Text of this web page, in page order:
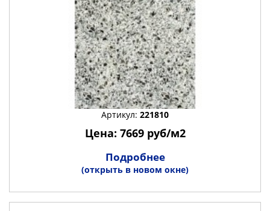
Артикул: 221810
Цена: 7669 руб/м2
Подробнее
(открыть в новом окне)